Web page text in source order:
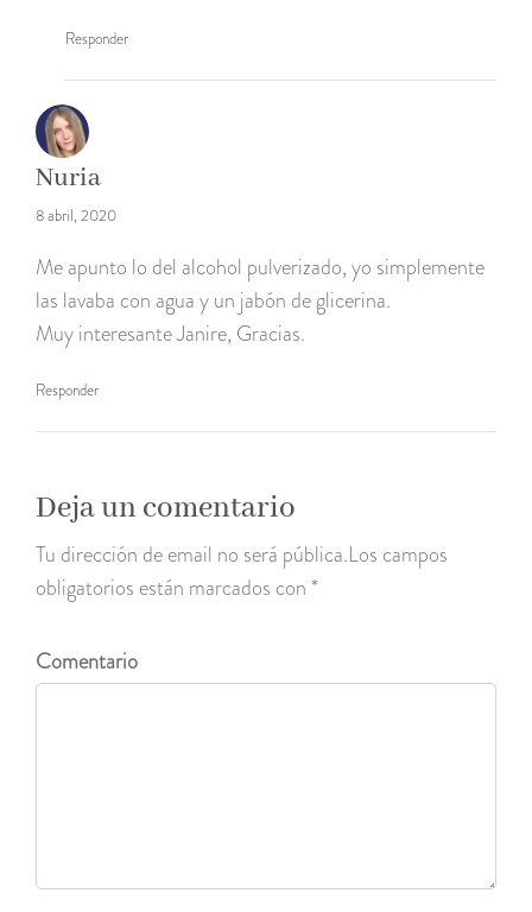
Responder
Nuria
8 abril, 2020
Me apunto lo del alcohol pulverizado, yo simplemente
las lavaba con agua y un jabón de glicerina.
Muy interesante Janire, Gracias.
Responder
Deja un comentario
Tu dirección de email no será pública.Los campos
obligatorios están marcados con *
Comentario